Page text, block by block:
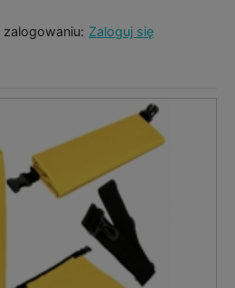
Zaloguj się